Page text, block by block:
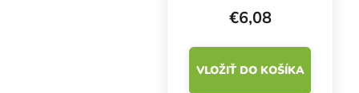
€6,08
VLOŽIŤ DO KOŠÍKA